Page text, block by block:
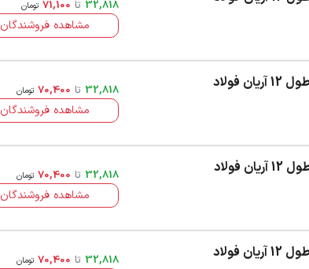
32,818 تا 71,100 تومان
مشاهده فروشندگان
32,818 تا 70,400 تومان
مشاهده فروشندگان
32,818 تا 70,400 تومان
مشاهده فروشندگان
32,818 تا 70,400 تومان